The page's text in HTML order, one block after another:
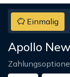
Einmalig
Apollo